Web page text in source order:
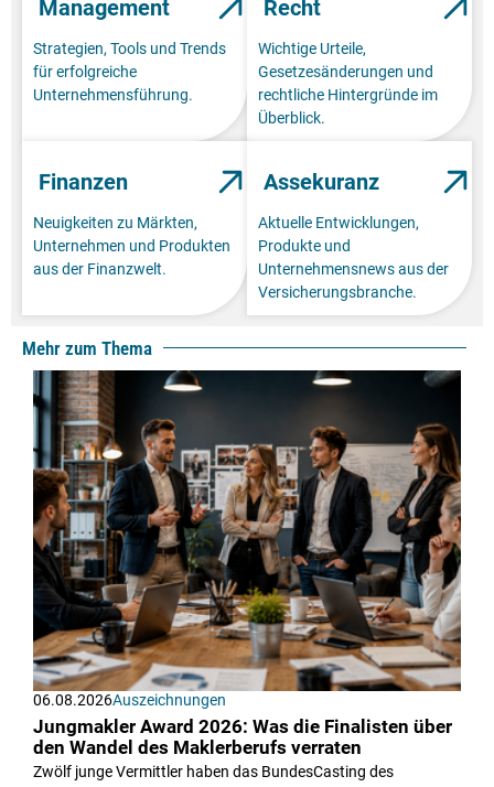
Management
Strategien, Tools und Trends
für erfolgreiche
Unternehmensführung.
Recht
Wichtige Urteile,
Gesetzesänderungen und
rechtliche Hintergründe im
Überblick.
Finanzen
Neuigkeiten zu Märkten,
Unternehmen und Produkten
aus der Finanzwelt.
Assekuranz
Aktuelle Entwicklungen,
Produkte und
Unternehmensnews aus der
Versicherungsbranche.
Mehr zum Thema
06.08.2026Auszeichnungen
Jungmakler Award 2026: Was die Finalisten über
den Wandel des Maklerberufs verraten
Zwölf junge Vermittler haben das BundesCasting des